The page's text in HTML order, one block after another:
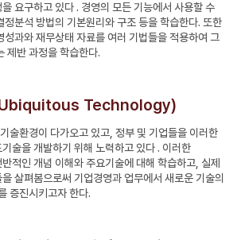
요구하고 있다 . 경영의 모든 기능에서 사용할 수
정분석 방법의 기본원리와 구조 등을 학습한다. 또한
성과와 재무상태 자료를 여러 기법들을 적용하여 그
제반 과정을 학습한다.
(Ubiquitous Technology)
술환경이 다가오고 있고, 정부 및 기업들을 이러한
술을 개발하기 위해 노력하고 있다 . 이러한
적인 개념 이해와 주요기술에 대해 학습하고, 실제
살펴봄으로써 기업경영과 업무에서 새로운 기술의
증진시키고자 한다.